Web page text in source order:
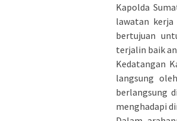
Kapolda
lawatan kerja
bertujuan
terjalin baik
Kedatangan
langsung
berlangsung
menghadapi